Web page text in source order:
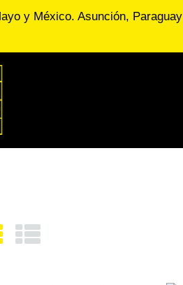
y México. Asunción, Paraguay